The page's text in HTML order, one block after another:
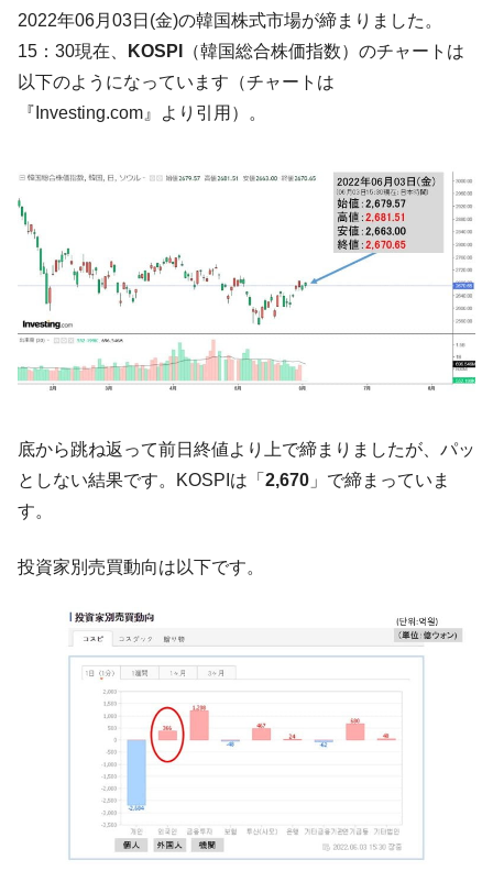
韓国「2026年07月の輸出入」絶好調。半導
体だけで410億ドル、輸出全体の41％もある
や、若者に起業させよう」⇒ どんな雇用対策だソレ。
【韓国の外貨準備】2026年07月は4,279億ド
韓国「ここは北朝鮮なのか。選管がサーバ
ーにウソのデータを入力したのは明白だ」
『Money1』
韓国･李在明さっそく不動産対策で浅薄な発
言。
『Money1』
韓国は「中国と同じく」投資に不適格な国
だ。
『Money1』
『韓国銀行』が「金の保有量を増やしま
す」⇒「金を経由するドル入手」手段ではないのか？
ル」まで拡大 ⇒ 海外資金の動きに強く左右される状態
『Money1』
韓国･帰ってきた李在明。李在明を支持しな
い「50.5％」に上昇
『Money1』
た ⇒ 国家が行った恐るべき株価操作であり、空前の国政壟
『Money1』
韓国･警察職員が「丸刈りになって抗議活
『Money1』
国の過剰生産が世界を蝕む。
『Money1』
韓国製造業「半導体絶好調」のウラで他業
種は全般的「不調」⇒ PSIが示す現況は決して良くない。
『Money1』
ン』1人当たり賠償10万ウォンを認定 ⇒ 総額3兆7,000億
2022年06月03日(金)の韓国株式市場が締まりました。
15：30現在、
KOSPI
（韓国総合株価指数）のチャートは
以下のようになっています（チャートは
『Investing.com』より引用）。
底から跳ね返って前日終値より上で締まりましたが、パッ
としない結果です。KOSPIは「 2,670 」で締まっていま
す。
投資家別売買動向は以下です。